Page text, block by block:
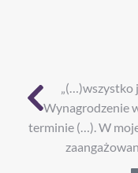
„(…)wszystko
Wynagrodzenie
terminie (…). W